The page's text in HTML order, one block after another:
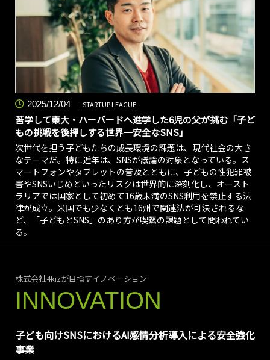
2025/12/04 STARTUP LEAGUE
苦学して東大・ハーバードへ進学した6児の父が挑む「子ど
もの挑戦を後押しする世界一安全なSNS」
次世代を担う子どもたちの成長環境の課題は、現代社会の大き
なテーマだ。特に近年は、SNSが議論の対象となっている。ス
マートフォンやタブレットの普及とともに、子どもの性犯罪被
害やSNSいじめといったリスクは世界的に深刻化し、オースト
ラリアでは国家として初めて16歳未満のSNS利用を禁止する法
律が成立。米国でも少なくとも16州で関連法が可決されるな
ど、「子どもとSNS」のあり方が喫緊の課題として問われてい
る。
株式会社4kizが目指すイノベーション
INNOVATION
子ども向けSNSにおけるAI感情分析導入による安全強化
事業